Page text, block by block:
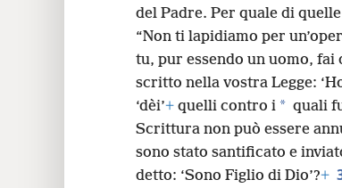
del Padre. Per quale di
“Non ti lapidiamo per
tu, pur essendo un uomo, fai
scritto nella vostra Legge:
‘dèi’+ quelli contro i * quali
Scrittura non può essere
sono stato santificato e
detto: ‘Sono Figlio di Dio’?+